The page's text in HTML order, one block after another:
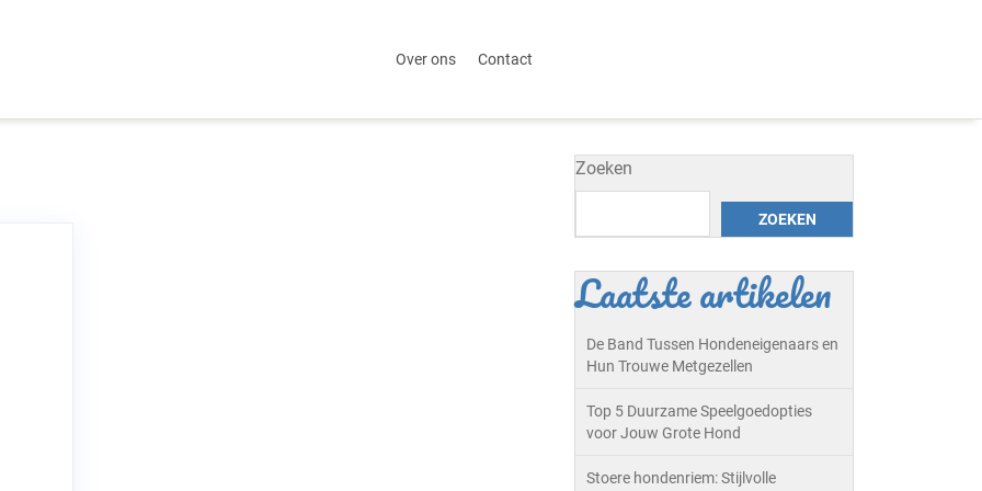
Over ons Contact
Zoeken
ZOEKEN
Laatste artikelen
De Band Tussen Hondeneigenaars en
Hun Trouwe Metgezellen
Top 5 Duurzame Speelgoedopties
voor Jouw Grote Hond
Stoere hondenriem: Stijlvolle